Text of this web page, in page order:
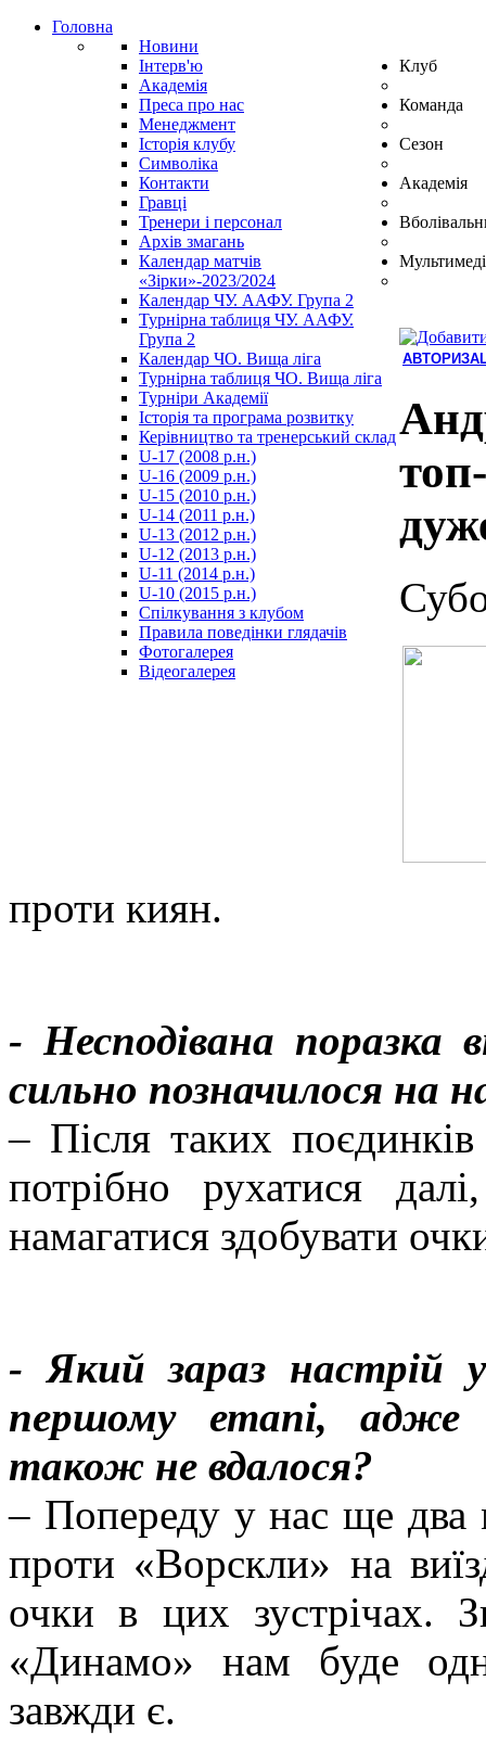
Головна
Новини
Інтерв'ю
Академія
Преса про нас
Клуб
Менеджмент
Історія клубу
Символіка
Контакти
Команда
Гравці
Тренери і персонал
Архів змагань
Сезон
Календар матчів
«Зірки»-2023/2024
Календар ЧУ. ААФУ. Група 2
Турнірна таблиця ЧУ. ААФУ.
Група 2
Календар ЧО. Вища ліга
Турнірна таблиця ЧО. Вища ліга
Академія
Турніри Академії
Історія та програма розвитку
Керівництво та тренерський склад
U-17 (2008 р.н.)
U-16 (2009 р.н.)
U-15 (2010 р.н.)
U-14 (2011 р.н.)
U-13 (2012 р.н.)
U-12 (2013 р.н.)
U-11 (2014 р.н.)
U-10 (2015 р.н.)
Спілкування з клубом
Правила поведінки глядачів
Фотогалерея
Відеогалерея
проти киян.
- Несподівана поразка
сильно позначилося на
– Після таких
потрібно рухатися
намагатися здобувати
- Який зараз настрій
першому етапі, адже
також не вдалося?
– Попереду у нас ще два
проти «Ворскли» на
очки в цих зустрічах.
«Динамо» нам буде
завжди є.